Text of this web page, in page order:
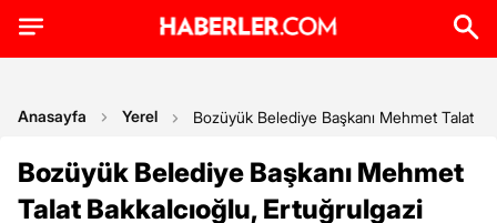
Anasayfa Yerel Bozüyük Belediye Başkanı Mehmet Talat
Bozüyük Belediye Başkanı Mehmet
Talat Bakkalcıoğlu, Ertuğrulgazi